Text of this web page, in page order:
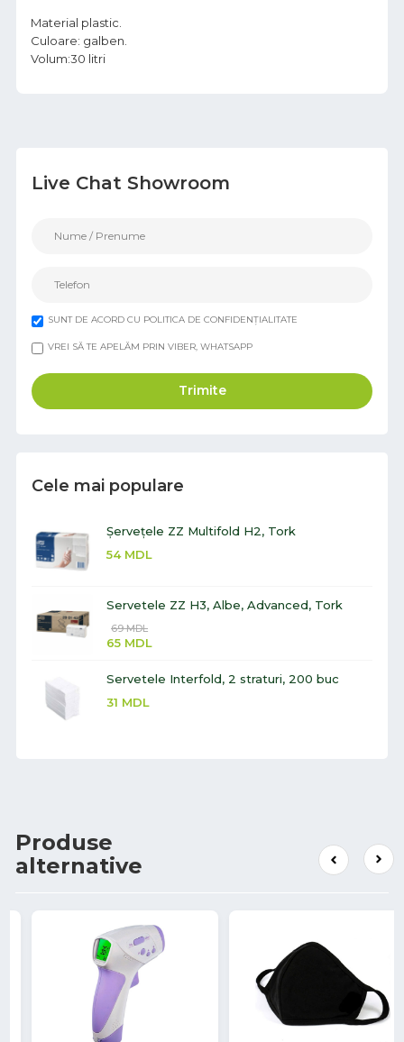
Live Chat Showroom
SUNT DE ACORD CU POLITICA DE CONFIDENȚIALITATE
VREI SĂ TE APELĂM PRIN VIBER, WHATSAPP
Trimite
Cele mai populare
Șervețele ZZ Multifold H2, Tork
54 MDL
Servetele ZZ H3, Albe, Advanced, Tork
69MDL
65 MDL
Servetele Interfold, 2 straturi, 200 buc
31 MDL
Material plastic.
Culoare: galben.
Volum:30 litri
Produse
alternative